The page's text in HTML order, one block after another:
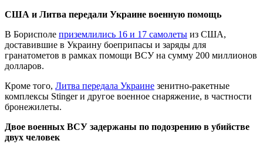
США и Литва передали Украине военную помощь
В Борисполе приземлились 16 и 17 самолеты из США,
доставившие в Украину боеприпасы и заряды для
гранатометов в рамках помощи ВСУ на сумму 200 миллионов
долларов.
Кроме того, Литва передала Украине зенитно-ракетные
комплексы Stinger и другое военное снаряжение, в частности
бронежилеты.
Двое военных ВСУ задержаны по подозрению в убийстве
двух человек